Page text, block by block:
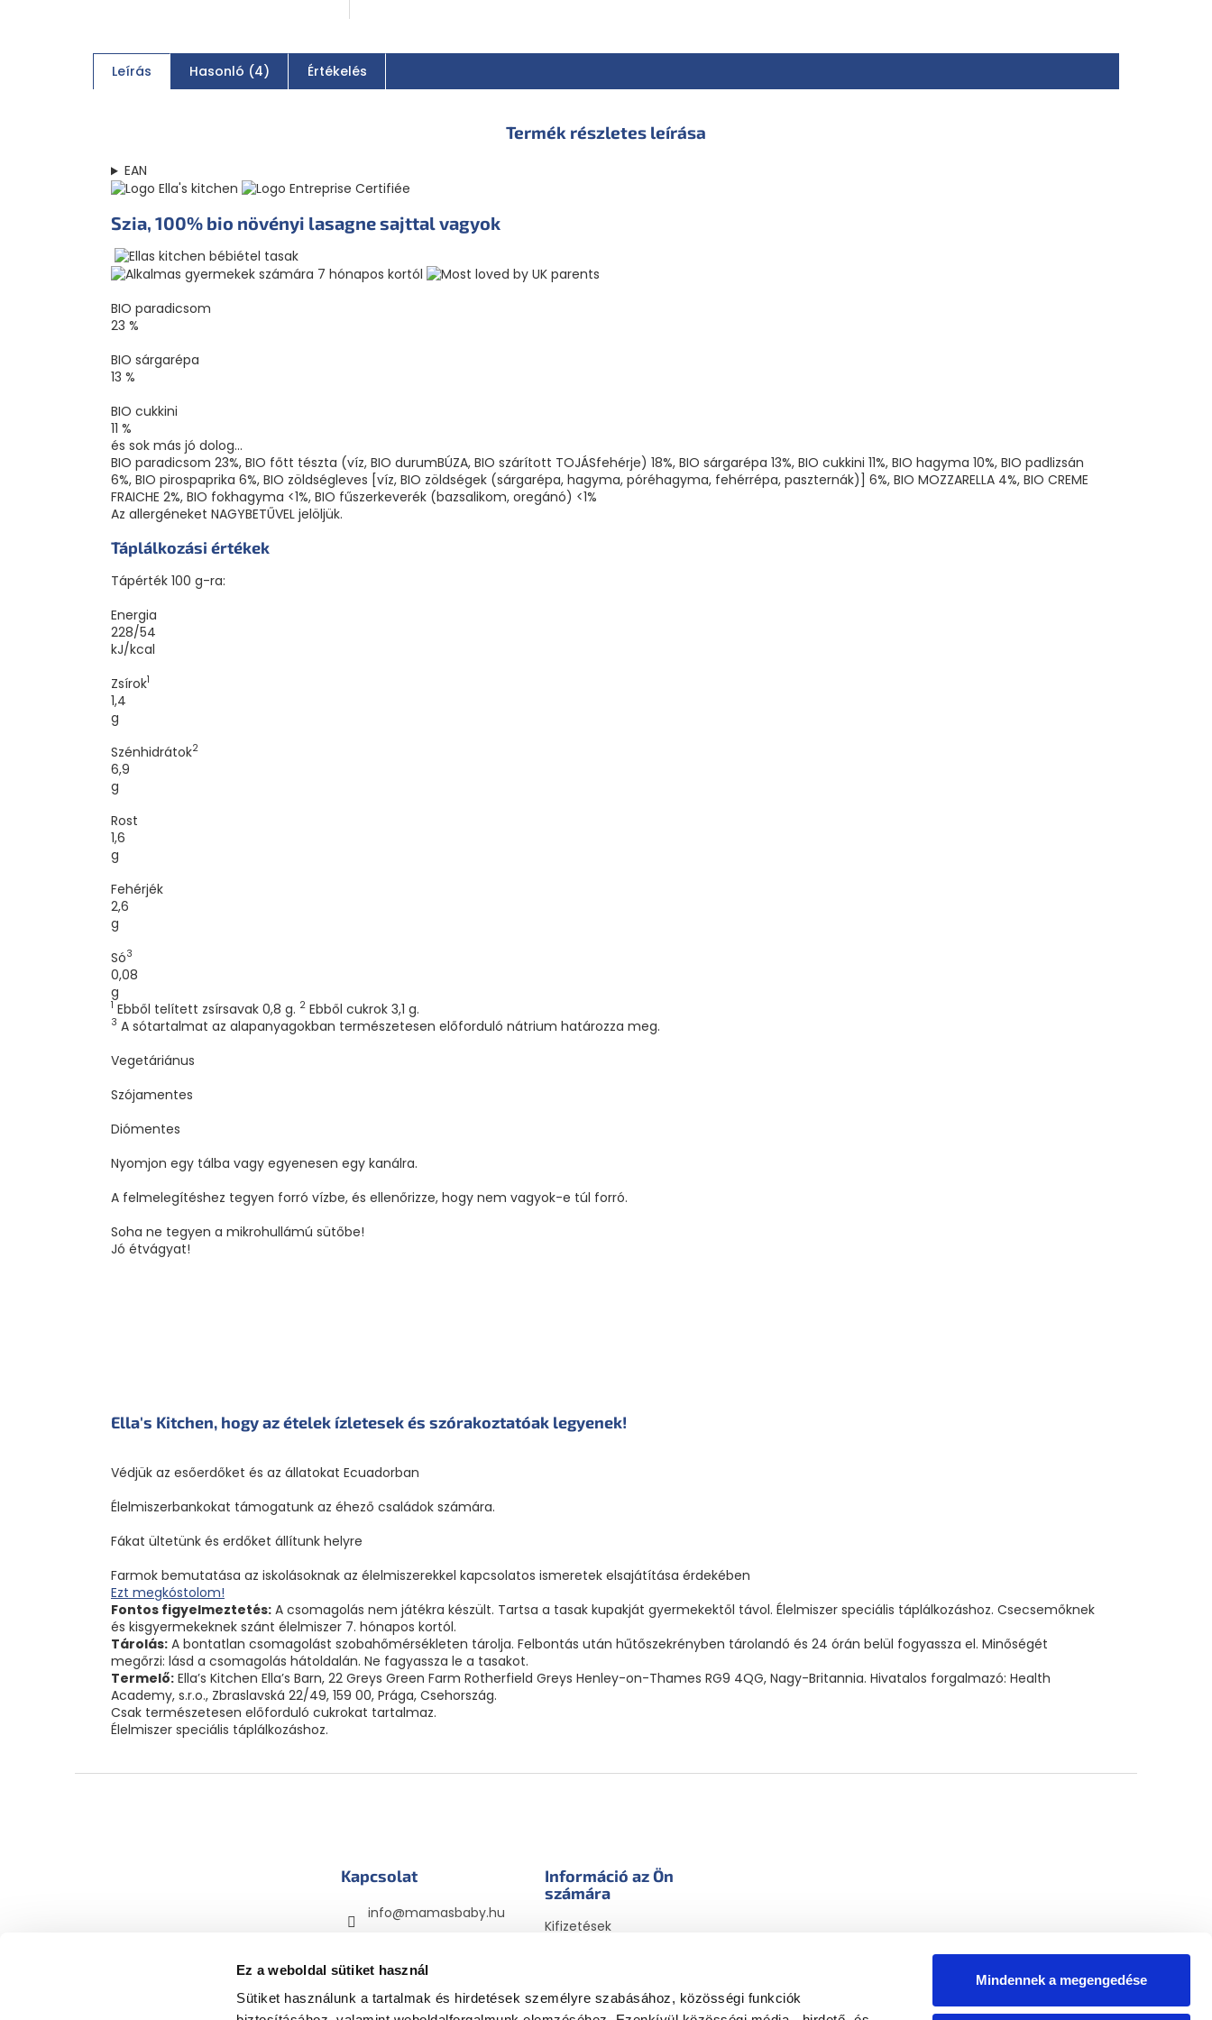
Ez a weboldal sütiket használ
Sütiket használunk a tartalmak és hirdetések személyre szabásához, közösségi funkciók
Mindennek a megengedése
hőmérsékletet, hogy elkerülje a baba leforrázását. Ezután nyomja a tasak
szobahőmérsékleten tárolják, tartalma közvetlenül, melegítés nélkül
Tárolás:Tárolja bontatlan csomagolásban szobahőmérsékleten. Felbontás
Leírás Hasonló (4) Értékelés
Termék részletes leírása
EAN
Szia, 100% bio növényi lasagne sajttal vagyok
BIO paradicsom
23 %
BIO sárgarépa
13 %
BIO cukkini
11 %
és sok más jó dolog...
BIO paradicsom 23%, BIO főtt tészta (víz, BIO durumBÚZA, BIO szárított TOJÁSfehérje) 18%, BIO sárgarépa 13%, BIO cukkini 11%, BIO hagyma 10%, BIO padlizsán
6%, BIO pirospaprika 6%, BIO zöldségleves [víz, BIO zöldségek (sárgarépa, hagyma, póréhagyma, fehérrépa, paszternák)] 6%, BIO MOZZARELLA 4%, BIO CREME
FRAICHE 2%, BIO fokhagyma <1%, BIO fűszerkeverék (bazsalikom, oregánó) <1%
Az allergéneket NAGYBETŰVEL jelöljük.
Táplálkozási értékek
Tápérték 100 g-ra:
Energia
228/54
kJ/kcal
Zsírok1
1,4
g
Szénhidrátok2
6,9
g
Rost
1,6
g
Fehérjék
2,6
g
Só3
0,08
g
1 Ebből telített zsírsavak 0,8 g. 2 Ebből cukrok 3,1 g.
3 A sótartalmat az alapanyagokban természetesen előforduló nátrium határozza meg.
Vegetáriánus
Szójamentes
Diómentes
Nyomjon egy tálba vagy egyenesen egy kanálra.
A felmelegítéshez tegyen forró vízbe, és ellenőrizze, hogy nem vagyok-e túl forró.
Soha ne tegyen a mikrohullámú sütőbe!
Jó étvágyat!
Ella's Kitchen, hogy az ételek ízletesek és szórakoztatóak legyenek!
Védjük az esőerdőket és az állatokat Ecuadorban
Élelmiszerbankokat támogatunk az éhező családok számára.
Fákat ültetünk és erdőket állítunk helyre
Farmok bemutatása az iskolásoknak az élelmiszerekkel kapcsolatos ismeretek elsajátítása érdekében
Ezt megkóstolom!
Fontos figyelmeztetés: A csomagolás nem játékra készült. Tartsa a tasak kupakját gyermekektől távol. Élelmiszer speciális táplálkozáshoz. Csecsemőknek
és kisgyermekeknek szánt élelmiszer 7. hónapos kortól.
Tárolás: A bontatlan csomagolást szobahőmérsékleten tárolja. Felbontás után hűtőszekrényben tárolandó és 24 órán belül fogyassza el. Minőségét
megőrzi: lásd a csomagolás hátoldalán. Ne fagyassza le a tasakot.
Termelő: Ella’s Kitchen Ella’s Barn, 22 Greys Green Farm Rotherfield Greys Henley-on-Thames RG9 4QG, Nagy-Britannia. Hivatalos forgalmazó: Health
Academy, s.r.o., Zbraslavská 22/49, 159 00, Prága, Csehország.
Csak természetesen előforduló cukrokat tartalmaz.
Élelmiszer speciális táplálkozáshoz.
Kapcsolat
info@mamasbaby.hu
mamasbaby_hu
Információ az Ön
számára
Kifizetések
reklamációk